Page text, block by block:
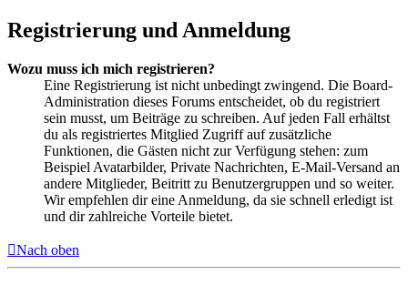
Registrierung und Anmeldung
Wozu muss ich mich registrieren?
Eine Registrierung ist nicht unbedingt zwingend. Die Board-
Administration dieses Forums entscheidet, ob du registriert
sein musst, um Beiträge zu schreiben. Auf jeden Fall erhältst
du als registriertes Mitglied Zugriff auf zusätzliche
Funktionen, die Gästen nicht zur Verfügung stehen: zum
Beispiel Avatarbilder, Private Nachrichten, E-Mail-Versand an
andere Mitglieder, Beitritt zu Benutzergruppen und so weiter.
Wir empfehlen dir eine Anmeldung, da sie schnell erledigt ist
und dir zahlreiche Vorteile bietet.
Nach oben